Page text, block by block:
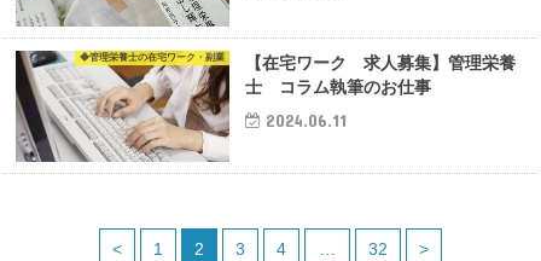
◆管理栄養士の在宅ワーク・副業
【在宅ワーク 求人募集】管理栄養
士 コラム執筆のお仕事
2024.06.11
< 1 2 3 4 32 >